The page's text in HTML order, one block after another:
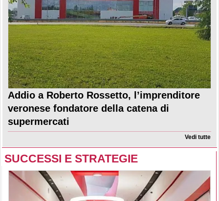
Addio a Roberto Rossetto, l’imprenditore
veronese fondatore della catena di
supermercati
Vedi tutte
SUCCESSI E STRATEGIE